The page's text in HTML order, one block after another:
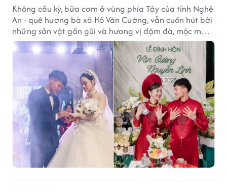
Không cầu kỳ, bữa cơm ở vùng phía Tây của tỉnh Nghệ
An - quê hương bà xã Hồ Văn Cường, vẫn cuốn hút bởi
những sản vật gần gũi và hương vị đậm đà, mộc mạc
của núi rừng.